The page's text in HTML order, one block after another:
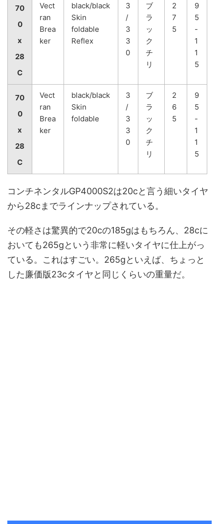
70
0
x
28
C
Vect
ran
Brea
ker
black/black
Skin
foldable
Reflex
3
/
3
3
0
ブ
ラ
ッ
ク
チ
リ
2
7
5
9
5
-
1
1
5
70
0
x
28
C
Vect
ran
Brea
ker
black/black
Skin
foldable
3
/
3
3
0
ブ
ラ
ッ
ク
チ
リ
2
6
5
9
5
-
1
1
5
コンチネンタルGP4000S2は20cと言う細いタイヤ
から28cまでラインナップされている。
その軽さは驚異的で20cの185gはもちろん、28cに
おいても265gという非常に軽いタイヤに仕上がっ
ている。これはすごい。265gといえば、ちょっと
した廉価版23cタイヤと同じくらいの重量だ。